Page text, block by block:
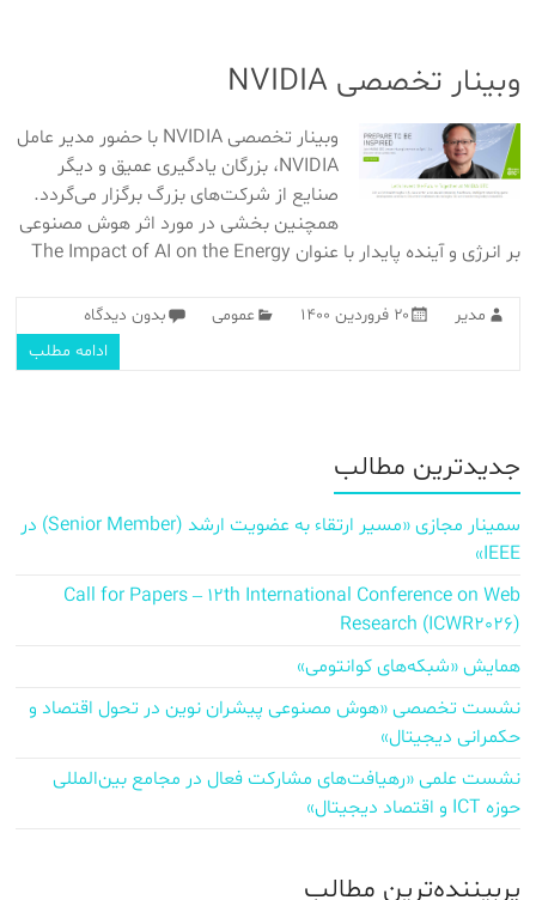
وبینار تخصصی NVIDIA
وبینار تخصصی NVIDIA با حضور مدیر عامل
NVIDIA، بزرگان یادگیری عمیق و دیگر
صنایع از شرکت‌های بزرگ برگزار می‌گردد.
همچنین بخشی در مورد اثر هوش مصنوعی
بر انرژی و آینده پایدار با عنوان The Impact of AI on the Energy
مدیر ۲۰ فروردین ۱۴۰۰ عمومی
بدون دیدگاه
ادامه مطلب
جدیدترین مطالب
سمینار مجازی «مسیر ارتقاء به عضویت ارشد (Senior Member) در
IEEE»
Call for Papers – 12th International Conference on Web
Research (ICWR2026)
همایش «شبکه‌های کوانتومی»
نشست تخصصی «هوش مصنوعی پیشران نوین در تحول اقتصاد و
حکمرانی دیجیتال»
نشست علمی «رهیافت‌های مشارکت فعال در مجامع بین‌المللی
حوزه ICT و اقتصاد دیجیتال»
پربیننده‌ترین مطالب